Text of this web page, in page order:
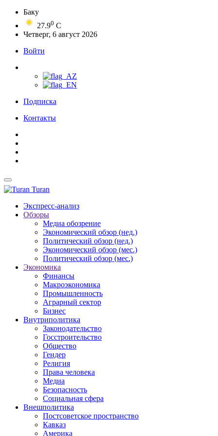
Баку
27.90 C
Четверг, 6 август 2026
Войти
Подписка
Контакты
Turan
Экспресс-анализ
Обзоры
Медиа обозрение
Экономический обзор (нед.)
Политический обзор (нед.)
Экономический обзор (мес.)
Политический обзор (мес.)
Экономика
Финансы
Макроэкономика
Промышленность
Аграрный сектор
Бизнес
Внутриполитика
Законодательство
Госстроительство
Общество
Гендер
Религия
Права человека
Медиа
Безопасность
Социальная сфера
Внешполитика
Постсоветское пространство
Кавказ
Америка